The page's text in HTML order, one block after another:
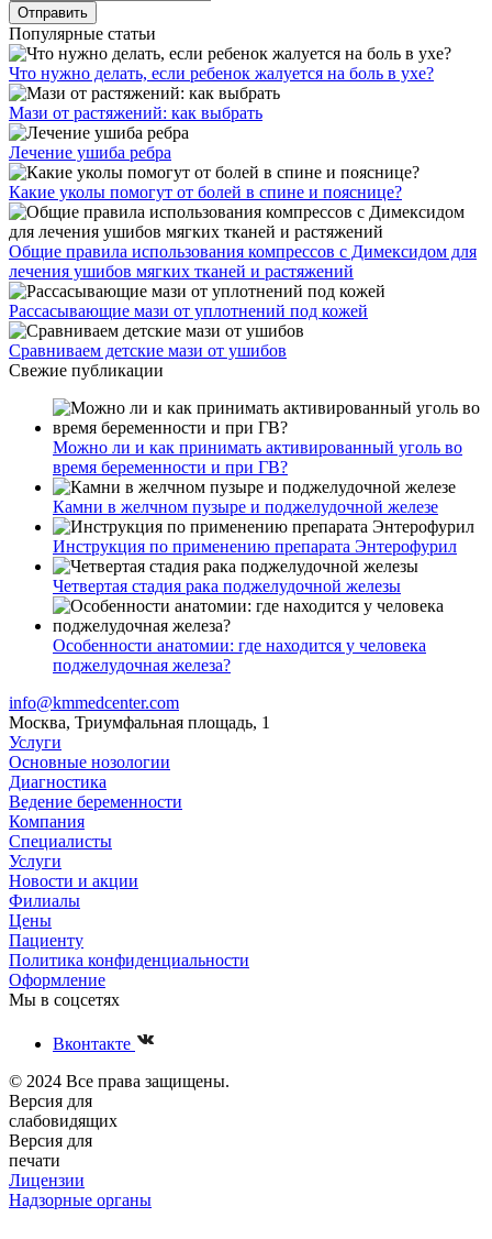
Популярные статьи
Что нужно делать, если ребенок жалуется на боль в ухе?
Мази от растяжений: как выбрать
Лечение ушиба ребра
Какие уколы помогут от болей в спине и пояснице?
Общие правила использования компрессов с Димексидом для
лечения ушибов мягких тканей и растяжений
Рассасывающие мази от уплотнений под кожей
Сравниваем детские мази от ушибов
Свежие публикации
Можно ли и как принимать активированный уголь во
время беременности и при ГВ?
Камни в желчном пузыре и поджелудочной железе
Инструкция по применению препарата Энтерофурил
Четвертая стадия рака поджелудочной железы
Особенности анатомии: где находится у человека
поджелудочная железа?
info@kmmedcenter.com
Москва, Триумфальная площадь, 1
Услуги
Основные нозологии
Диагностика
Ведение беременности
Компания
Специалисты
Услуги
Новости и акции
Филиалы
Цены
Пациенту
Политика конфиденциальности
Оформление
Мы в соцсетях
Вконтакте
© 2024 Все права защищены.
Версия для
слабовидящих
Версия для
печати
Лицензии
Надзорные органы